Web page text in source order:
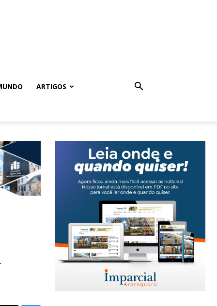
ARTIGOS